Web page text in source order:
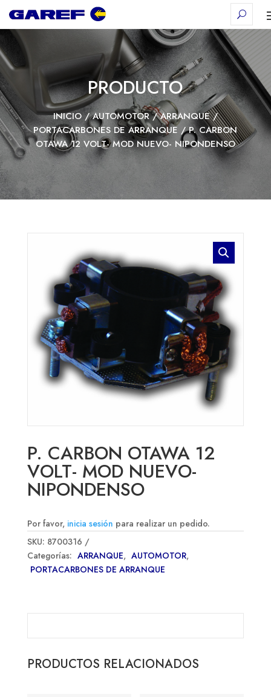
PRODUCTO
INICIO/AUTOMOTOR/ARRANQUE/
PORTACARBONES DE ARRANQUE / P. CARBON
OTAWA 12 VOLT- MOD NUEVO- NIPONDENSO
P. CARBON OTAWA 12
VOLT- MOD NUEVO-
NIPONDENSO
Por favor, inicia sesión para realizar un pedido.
SKU: 8700316
Categorías: ARRANQUE, AUTOMOTOR,
PORTACARBONES DE ARRANQUE
PRODUCTOS RELACIONADOS